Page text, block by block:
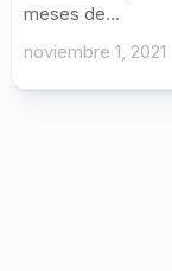
meses de...
noviembre 1, 2021